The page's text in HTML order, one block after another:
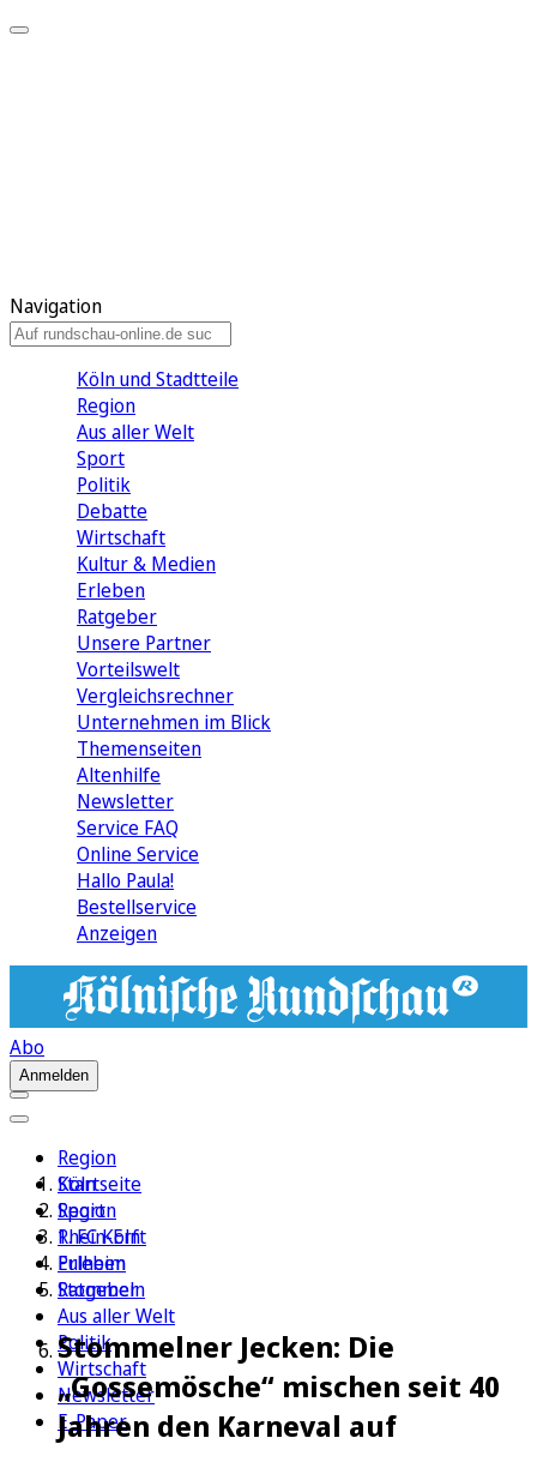
Navigation
Köln und Stadtteile
Region
Aus aller Welt
Sport
Politik
Debatte
Wirtschaft
Kultur & Medien
Erleben
Ratgeber
Unsere Partner
Vorteilswelt
Vergleichsrechner
Unternehmen im Blick
Themenseiten
Altenhilfe
Newsletter
Service FAQ
Online Service
Hallo Paula!
Bestellservice
Anzeigen
Abo
Anmelden
Region
Köln
Sport
1. FC Köln
Erleben
Ratgeber
Aus aller Welt
Politik
Wirtschaft
Newsletter
E-Paper
Startseite
Region
Rhein-Erft
Pulheim
Stommeln
Stommelner Jecken: Die
„Gossemösche“ mischen seit 40
Jahren den Karneval auf